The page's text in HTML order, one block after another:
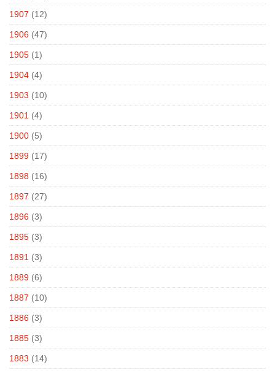
1907 (12)
1906 (47)
1905 (1)
1904 (4)
1903 (10)
1901 (4)
1900 (5)
1899 (17)
1898 (16)
1897 (27)
1896 (3)
1895 (3)
1891 (3)
1889 (6)
1887 (10)
1886 (3)
1885 (3)
1883 (14)